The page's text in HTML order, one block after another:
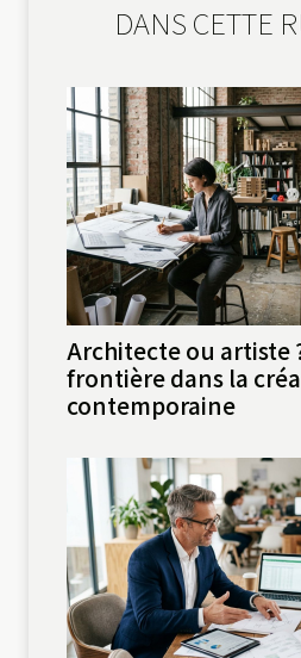
DANS CETTE
Architecte ou artiste
frontière dans la
contemporaine